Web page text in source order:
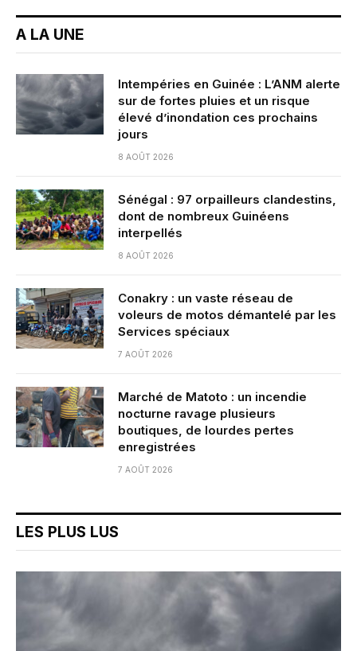
A LA UNE
Intempéries en Guinée : L’ANM alerte
sur de fortes pluies et un risque
élevé d’inondation ces prochains
jours
8 AOÛT 2026
Sénégal : 97 orpailleurs clandestins,
dont de nombreux Guinéens
interpellés
8 AOÛT 2026
Conakry : un vaste réseau de
voleurs de motos démantelé par les
Services spéciaux
7 AOÛT 2026
Marché de Matoto : un incendie
nocturne ravage plusieurs
boutiques, de lourdes pertes
enregistrées
7 AOÛT 2026
LES PLUS LUS